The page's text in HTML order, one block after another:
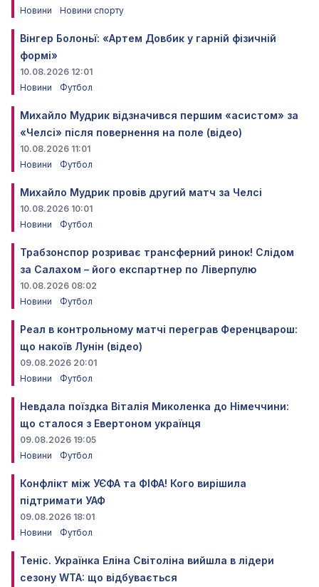
Новини Новини спорту
Вінгер Болоньї: «Артем Довбик у гарній фізичній
формі»
10.08.2026 12:01
Новини
Футбол
Михайло Мудрик відзначився першим «асистом» за
«Челсі» після повернення на поле (відео)
10.08.2026 11:01
Новини
Футбол
Михайло Мудрик провів другий матч за Челсі
10.08.2026 10:01
Новини
Футбол
Трабзонспор розриває трансферний ринок! Слідом
за Салахом – його експартнер по Ліверпулю
10.08.2026 08:02
Новини
Футбол
Реал в контрольному матчі переграв Ференцварош:
що накоїв Лунін (відео)
09.08.2026 20:01
Новини
Футбол
Невдала поїздка Віталія Миколенка до Німеччини:
що сталося з Евертоном українця
09.08.2026 19:05
Новини
Футбол
Конфлікт між УЄФА та ФІФА! Кого вирішила
підтримати УАФ
09.08.2026 18:01
Новини
Футбол
Теніс. Українка Еліна Світоліна вийшла в лідери
сезону WTA: що відбувається